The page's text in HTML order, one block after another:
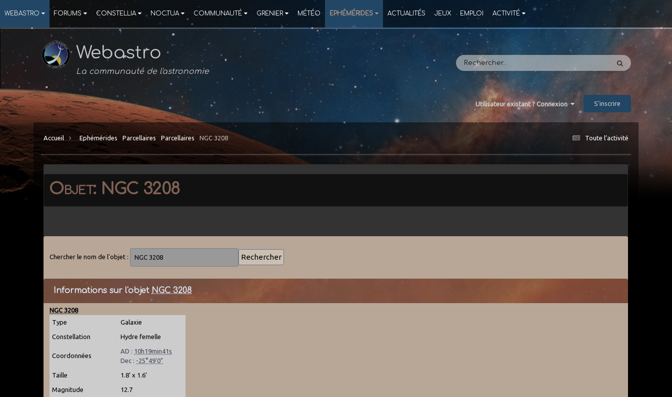
WEBASTRO FORUMS CONSTELLIA NOCTUA COMMUNAUTÉ GRENIER MÉTÉO EPHÉMÉRIDES ACTUALITÉS JEUX EMPLOI ACTIVITÉ
Webastro
La communauté de l'astronomie
Utilisateur existant ? Connexion S’inscrire
Toute l’activité
Accueil Ephémérides Parcellaires Parcellaires NGC 3208
Objet: NGC 3208
Chercher le nom de l'objet :
Informations sur l'objet NGC 3208
NGC 3208
Type
Galaxie
Constellation Hydre femelle
Coordonnées
AD : 10h19min41s
Dec : -25°49'0"
Taille 1.8' x 1.6'
Magnitude 12.7